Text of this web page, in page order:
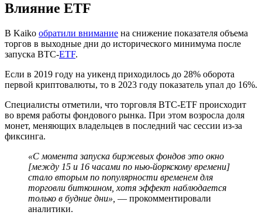
Влияние ETF
В Kaiko обратили внимание на снижение показателя объема
торгов в выходные дни до исторического минимума после
запуска BTC-ETF.
Если в 2019 году на уикенд приходилось до 28% оборота
первой криптовалюты, то в 2023 году показатель упал до 16%.
Специалисты отметили, что торговля BTC-ETF происходит
во время работы фондового рынка. При этом возросла доля
монет, меняющих владельцев в последний час сессии из-за
фиксинга.
«С момента запуска биржевых фондов это окно
[между 15 и 16 часами по нью-йоркскому времени]
стало вторым по популярности временем для
торговли биткоином, хотя эффект наблюдается
только в будние дни», — прокомментировали
аналитики.